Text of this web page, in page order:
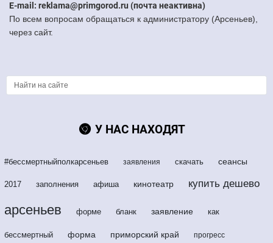
E-mail: reklama@primgorod.ru (почта неактивна)
По всем вопросам обращаться к администратору (Арсеньев),
через сайт.
У НАС НАХОДЯТ
#бессмертныйполкарсеньев заявления скачать сеансы
2017 заполнения афиша кинотеатр купить дешево
арсеньев форме бланк заявление как
бессмертный форма приморский край прогресс